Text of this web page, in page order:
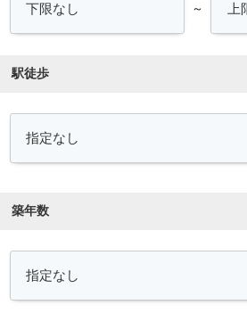
～
駅徒歩
築年数